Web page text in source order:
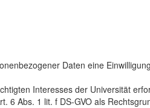
Daten eine
Interesses der Universität
6 Abs. 1 lit. f DS-GVO als